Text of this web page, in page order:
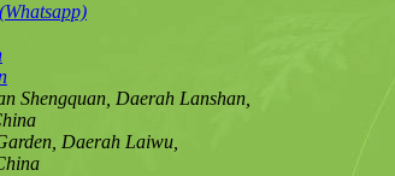
Shengquan, Daerah Lanshan,
Daerah Laiwu,